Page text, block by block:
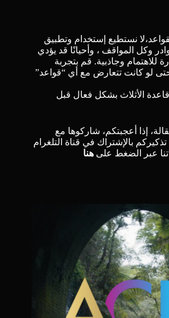
نستطيع إستخدام وتطبيق
وكل المواقف ، وأحيانًا قد يؤدي
للاهتمام وجاذبية. قم بتجربة
حتى لو كانت تتعارض مع أي “قواعد”
الأثلاث بشكل فعال قبل
إذا أعجبتكم، شاركوها مع
تذكيركم بالإشتراك في قناة التلغرام
عبر الضغط على هنا